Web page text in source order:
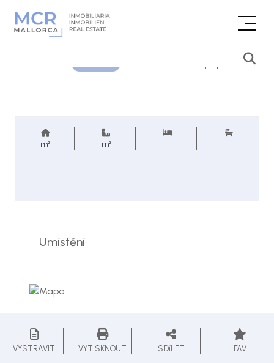
Cenová poptávka
m² m²
Umístění
VYSTRAVIT VYTISKNOUT SDíLET FAV